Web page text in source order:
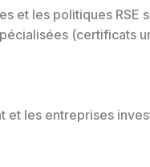
et les politiques RSE
(certificats
et les entreprises